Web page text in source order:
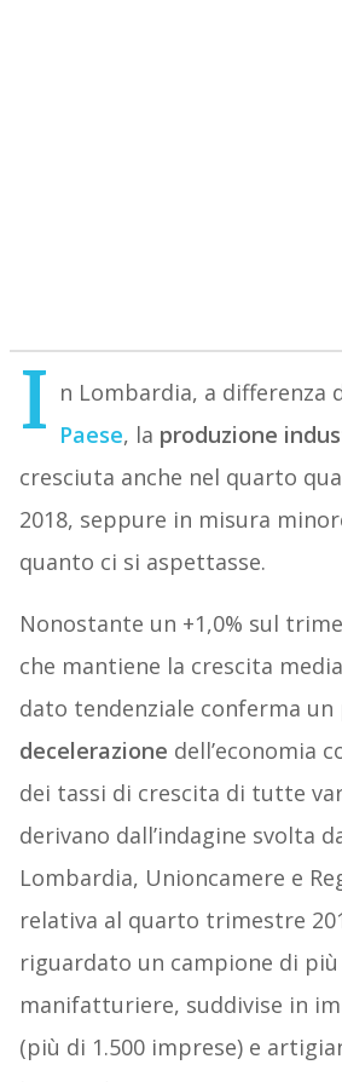
I n Lombardia, a differenza
Paese, la produzione
cresciuta anche nel quarto
2018, seppure in misura
quanto ci si aspettasse.
Nonostante un +1,0% sul
che mantiene la crescita
dato tendenziale conferma un
decelerazione dell’economia
dei tassi di crescita di tutte
derivano dall’indagine svolta
Lombardia, Unioncamere e
relativa al quarto trimestre
riguardato un campione di più
manifatturiere, suddivise in
(più di 1.500 imprese) e